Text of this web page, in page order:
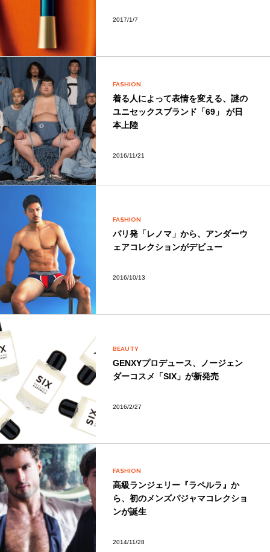
2017/1/7
FASHION
着る人によって表情を変える、謎の
ユニセックスブランド「69」 が日
本上陸
2016/11/21
FASHION
パリ発「レノマ」から、アンダーウ
ェアコレクションがデビュー
2016/10/13
BEAUTY
GENXYプロデュース、ノージェン
ダーコスメ「SIX」が新発売
2016/2/27
FASHION
高級ランジェリー『ラペルラ』か
ら、初のメンズパジャマコレクショ
ンが誕生
2014/11/28